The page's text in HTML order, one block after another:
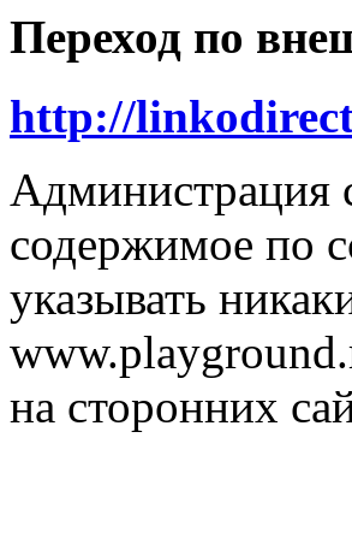
Переход по
http://
Администрация
содержимое по
указывать
на сторонних